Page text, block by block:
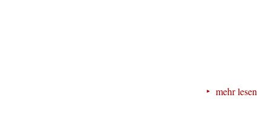
mehr lesen